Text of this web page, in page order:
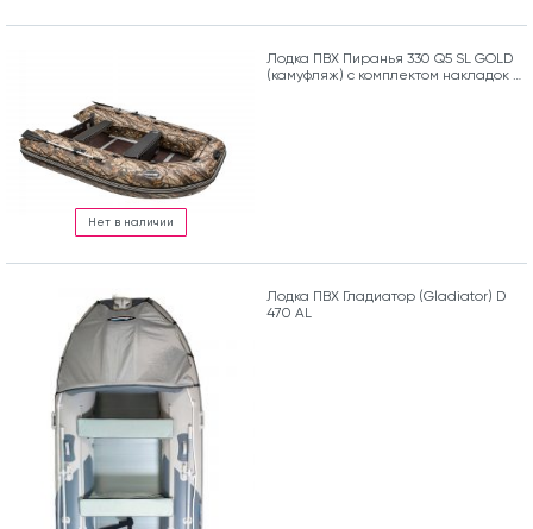
Нет в наличии
Лодка ПВХ Пиранья 330 Q5 SL GOLD
(камуфляж) с комплектом накладок и
Лодка ПВХ Гладиатор (Gladiator) D
470 AL